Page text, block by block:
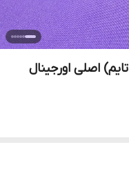
اصلی اورجینال